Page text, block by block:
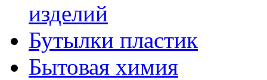
изделий
Бутылки пластик
Бытовая химия